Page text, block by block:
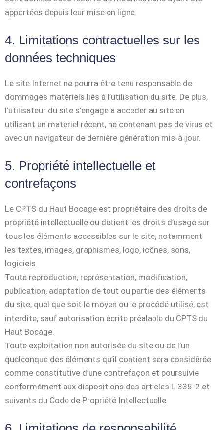
apportées depuis leur mise en ligne.
4. Limitations contractuelles sur les
données techniques
Le site Internet ne pourra être tenu responsable de
dommages matériels liés à l’utilisation du site. De plus,
l’utilisateur du site s’engage à accéder au site en
utilisant un matériel récent, ne contenant pas de virus et
avec un navigateur de dernière génération mis-à-jour.
5. Propriété intellectuelle et
contrefaçons
Le CPTS du Haut Bocage est propriétaire des droits de
propriété intellectuelle ou détient les droits d’usage sur
tous les éléments accessibles sur le site, notamment
les textes, images, graphismes, logo, icônes, sons,
logiciels.
Toute reproduction, représentation, modification,
publication, adaptation de tout ou partie des éléments
du site, quel que soit le moyen ou le procédé utilisé, est
interdite, sauf autorisation écrite préalable du CPTS du
Haut Bocage.
Toute exploitation non autorisée du site ou de l’un
quelconque des éléments qu’il contient sera considérée
comme constitutive d’une contrefaçon et poursuivie
conformément aux dispositions des articles L.335-2 et
suivants du Code de Propriété Intellectuelle.